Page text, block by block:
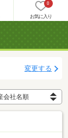
0
お気に入り
変更する